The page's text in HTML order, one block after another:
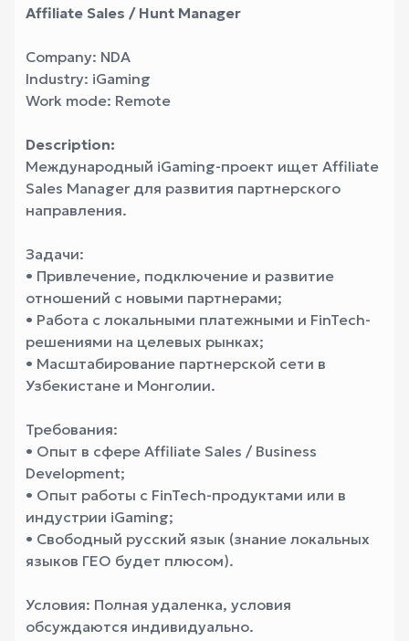
Affiliate Sales / Hunt Manager
Company: NDA
Industry: iGaming
Work mode: Remote
Description:
Международный iGaming-проект ищет Affiliate
Sales Manager для развития партнерского
направления.
Задачи:
• Привлечение, подключение и развитие
отношений с новыми партнерами;
• Работа с локальными платежными и FinTech-
решениями на целевых рынках;
• Масштабирование партнерской сети в
Узбекистане и Монголии.
Требования:
• Опыт в сфере Affiliate Sales / Business
Development;
• Опыт работы с FinTech-продуктами или в
индустрии iGaming;
• Свободный русский язык (знание локальных
языков ГЕО будет плюсом).
Условия: Полная удаленка, условия
обсуждаются индивидуально.